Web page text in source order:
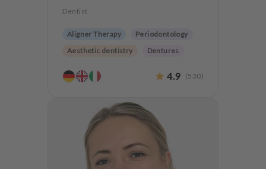
Dentist
Aligner Therapy
Periodontology
Aesthetic dentistry
Dentures
4.9 (530)